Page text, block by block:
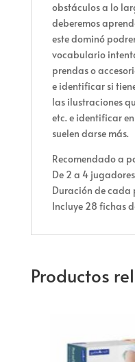
obstáculos a lo
deberemos
este dominó
vocabulario
prendas o
e identificar si
las ilustraciones
etc. e identificar
suelen darse más.
Recomendado a
De 2 a 4
Duración de
Incluye 28 fichas
Productos